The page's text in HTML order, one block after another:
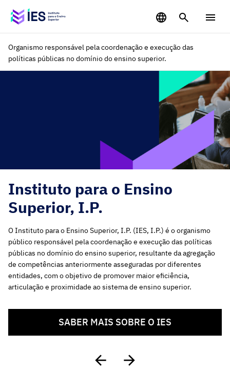
Saltar para o conteúdo principal
Organismo responsável pela coordenação e execução das
políticas públicas no domínio do ensino superior.
Instituto para o Ensino
Superior, I.P.
O Instituto para o Ensino Superior, I.P. (IES, I.P.) é o organismo
público responsável pela coordenação e execução das políticas
públicas no domínio do ensino superior, resultante da agregação
de competências anteriormente asseguradas por diferentes
entidades, com o objetivo de promover maior eficiência,
articulação e proximidade ao sistema de ensino superior.
SABER MAIS SOBRE O IES